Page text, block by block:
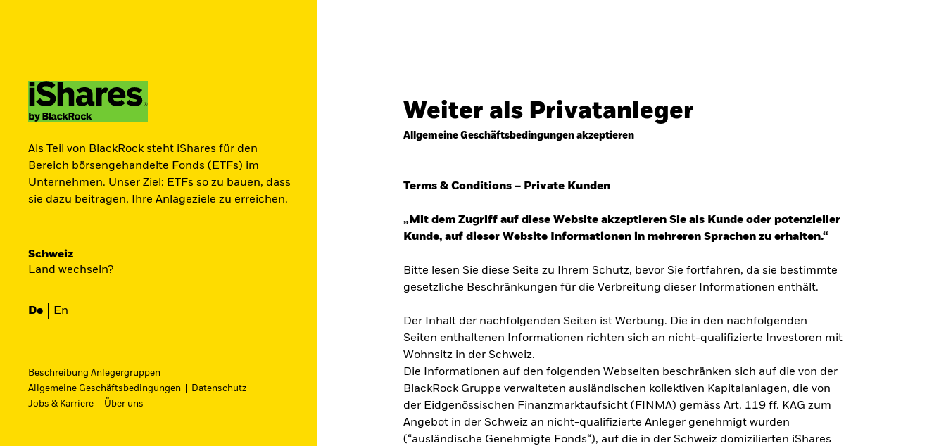
Als Teil von BlackRock steht iShares für den
Bereich börsengehandelte Fonds (ETFs) im
Unternehmen. Unser Ziel: ETFs so zu bauen, dass
sie dazu beitragen, Ihre Anlageziele zu erreichen.
Schweiz
Land wechseln?
De En
Beschreibung Anlegergruppen
Allgemeine Geschäftsbedingungen
Datenschutz
Jobs & Karriere
Über uns
Weiter als Privatanleger
Allgemeine Geschäftsbedingungen akzeptieren
Terms & Conditions – Private Kunden
„Mit dem Zugriff auf diese Website akzeptieren Sie als Kunde oder potenzieller
Kunde, auf dieser Website Informationen in mehreren Sprachen zu erhalten.“
Bitte lesen Sie diese Seite zu Ihrem Schutz, bevor Sie fortfahren, da sie bestimmte
gesetzliche Beschränkungen für die Verbreitung dieser Informationen enthält.
Der Inhalt der nachfolgenden Seiten ist Werbung. Die in den nachfolgenden
Seiten enthaltenen Informationen richten sich an nicht-qualifizierte Investoren mit
Wohnsitz in der Schweiz.
Die Informationen auf den folgenden Webseiten beschränken sich auf die von der
BlackRock Gruppe verwalteten ausländischen kollektiven Kapitalanlagen, die von
der Eidgenössischen Finanzmarktaufsicht (FINMA) gemäss Art. 119 ff. KAG zum
Angebot in der Schweiz an nicht-qualifizierte Anleger genehmigt wurden
(“ausländische Genehmigte Fonds“), auf die in der Schweiz domizilierten iShares